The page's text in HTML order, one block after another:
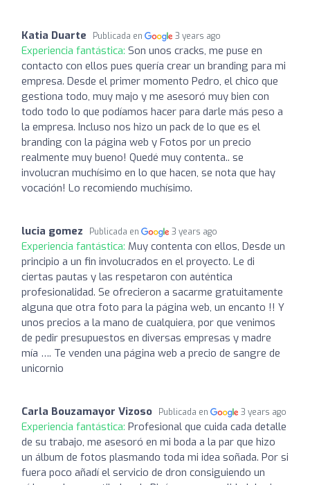
Katia Duarte Publicada en 3 years ago
Experiencia fantástica: Son unos cracks, me puse en
contacto con ellos pues quería crear un branding para mi
empresa. Desde el primer momento Pedro, el chico que
gestiona todo, muy majo y me asesoró muy bien con
todo todo lo que podíamos hacer para darle más peso a
la empresa. Incluso nos hizo un pack de lo que es el
branding con la página web y Fotos por un precio
realmente muy bueno! Quedé muy contenta.. se
involucran muchísimo en lo que hacen, se nota que hay
vocación! Lo recomiendo muchísimo.
lucia gomez Publicada en 3 years ago
Experiencia fantástica: Muy contenta con ellos, Desde un
principio a un fin involucrados en el proyecto. Le di
ciertas pautas y las respetaron con auténtica
profesionalidad. Se ofrecieron a sacarme gratuitamente
alguna que otra foto para la página web, un encanto !! Y
unos precios a la mano de cualquiera, por que venimos
de pedir presupuestos en diversas empresas y madre
mía …. Te venden una página web a precio de sangre de
unicornio
Carla Bouzamayor Vizoso Publicada en 3 years ago
Experiencia fantástica: Profesional que cuida cada detalle
de su trabajo, me asesoró en mi boda a la par que hizo
un álbum de fotos plasmando toda mi idea soñada. Por si
fuera poco añadí el servicio de dron consiguiendo un